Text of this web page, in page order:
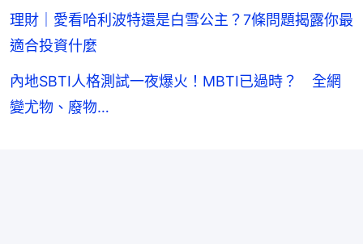
理財｜愛看哈利波特還是白雪公主？7條問題揭露你最
適合投資什麼
內地SBTI人格測試一夜爆火！MBTI已過時？ 全網
變尤物、廢物…